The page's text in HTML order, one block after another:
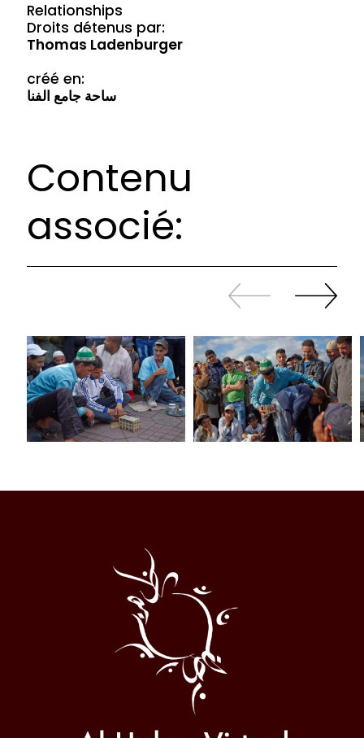
Relationships
Droits détenus par:
Thomas Ladenburger
créé en:
ساحة جامع الفنا
Contenu
associé:
Revenir
en
continuer
Halqa